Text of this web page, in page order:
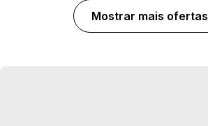
Mostrar mais ofertas